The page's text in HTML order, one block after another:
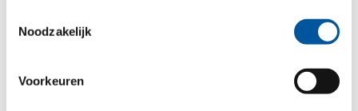
kader van uw gebruik van de diensten hebben
Noodzakelijk
Voorkeuren
Glasgevels
Renovatie